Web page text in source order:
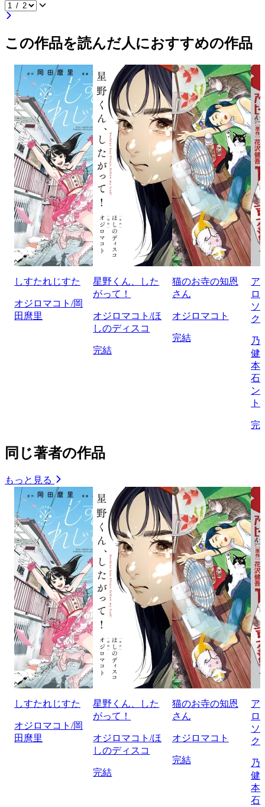
この作品を読んだ人におすすめの作品
しすたれじすた
オジロマコト/岡
田麿里
星野くん、した
がって！
オジロマコト/ほ
しのディスコ
完結
猫のお寺の知恩
さん
オジロマコト
完結
ア
ロ
ソ
ク
乃
健
本
石
ン
ト
完
同じ著者の作品
もっと見る
しすたれじすた
オジロマコト/岡
田麿里
星野くん、した
がって！
オジロマコト/ほ
しのディスコ
完結
猫のお寺の知恩
さん
オジロマコト
完結
ア
ロ
ソ
ク
乃
健
本
石